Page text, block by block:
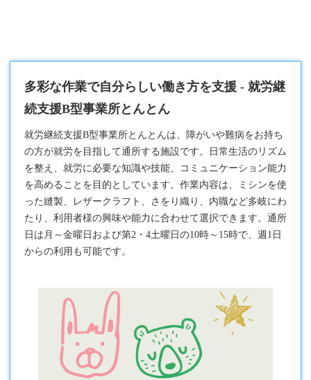
多彩な作業で自分らしい働き方を支援 - 就労継
続支援B型事業所とんとん
就労継続支援B型事業所とんとんは、障がいや難病をお持ち
の方が就労を目指して通所する施設です。日常生活のリズム
を整え、就労に必要な知識や技能、コミュニケーション能力
を高めることを目的としています。作業内容は、ミシンを使
った縫製、レザークラフト、さをり織り、内職など多岐にわ
たり、利用者様の興味や能力に合わせて選択できます。通所
日は月～金曜日および第2・4土曜日の10時～15時で、週1日
からの利用も可能です。